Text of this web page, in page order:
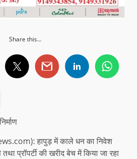
Share this...
हापुड़ में काले धन का निवेश
प्रॉपर्टी की खरीद बेच में किया जा रहा